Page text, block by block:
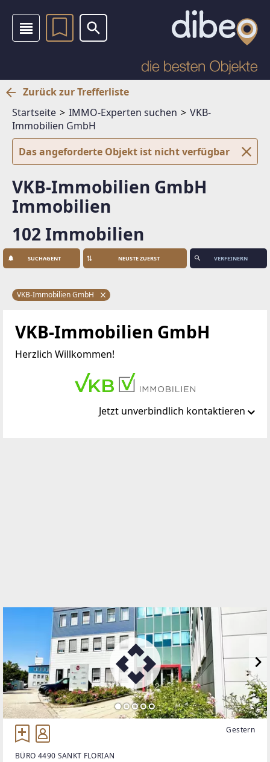
Zurück zur Trefferliste
Startseite
IMMO-Experten suchen
VKB-
Immobilien GmbH
Das angeforderte Objekt ist nicht verfügbar
VKB-Immobilien GmbH
Immobilien
102 Immobilien
SUCHAGENT VERFEINERN
VKB-Immobilien GmbH
VKB-Immobilien GmbH
Herzlich Willkommen!
Jetzt unverbindlich kontaktieren
Gestern
BÜRO 4490 SANKT FLORIAN